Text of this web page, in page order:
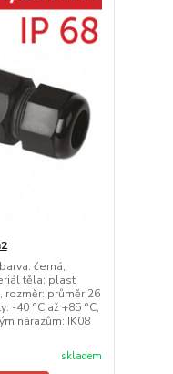
černá,
těla: plast
rozměr: průměr 26
-40 °C až +85 °C,
nárazům: IK08
skladem